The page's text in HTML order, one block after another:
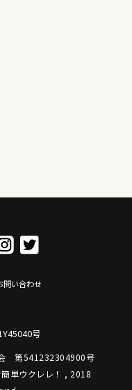
問い合わせ
号
第541232304900号
単ウクレレ！ , 2018